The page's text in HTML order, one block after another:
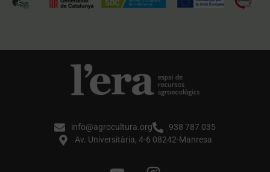
info@agrocultura.org
938 787 035
Av. Universitària, 4-6 08242-Manresa